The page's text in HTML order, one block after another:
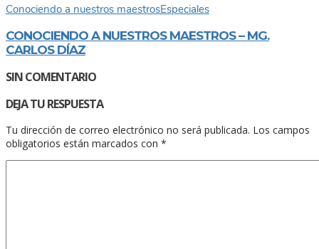
Conociendo a nuestros maestrosEspeciales
CONOCIENDO A NUESTROS MAESTROS – MG.
CARLOS DÍAZ
SIN COMENTARIO
DEJA TU RESPUESTA
Tu dirección de correo electrónico no será publicada. Los campos
obligatorios están marcados con *